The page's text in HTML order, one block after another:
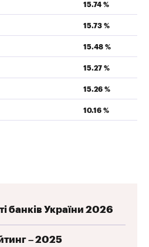
15.74 %
15.73 %
15.48 %
15.27 %
15.26 %
10.16 %
банків України 2026
– 2025